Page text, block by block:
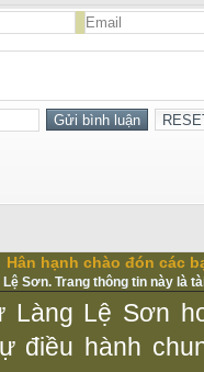
Hân hạnh chào đón các
Sơn. Trang thông tin này là
Làng Lệ Sơn
điều hành